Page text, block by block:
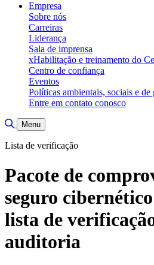
Empresa
Sobre nós
Carreiras
Liderança
Sala de imprensa
xHabilitação e treinamento do
Centro de confiança
Eventos
Políticas ambientais, sociais e de
Entre em contato conosco
Alternar pesquisa
Menu
Lista de verificação
Pacote de
seguro
lista de
auditoria